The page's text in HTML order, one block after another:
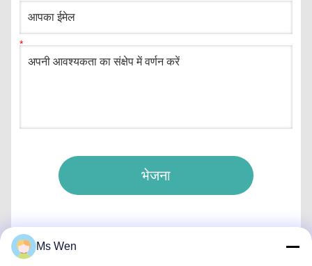
भेजना
Ms Wen